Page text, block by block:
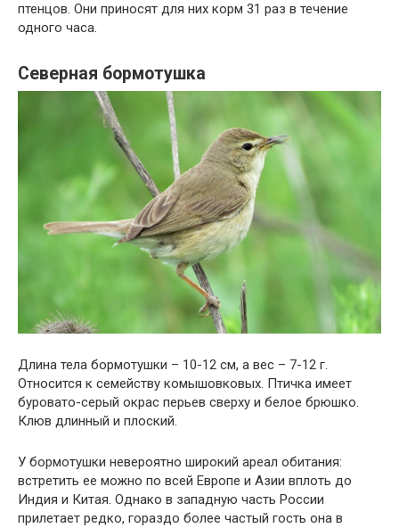
птенцов. Они приносят для них корм 31 раз в течение
одного часа.
Северная бормотушка
Длина тела бормотушки – 10-12 см, а вес – 7-12 г.
Относится к семейству комышовковых. Птичка имеет
буровато-серый окрас перьев сверху и белое брюшко.
Клюв длинный и плоский.
У бормотушки невероятно широкий ареал обитания:
встретить ее можно по всей Европе и Азии вплоть до
Индия и Китая. Однако в западную часть России
прилетает редко, гораздо более частый гость она в